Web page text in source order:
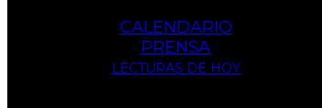
CALENDARIO
PRENSA
LECTURAS DE HOY